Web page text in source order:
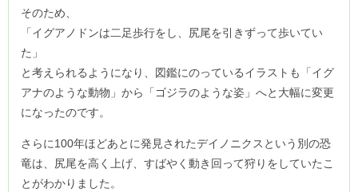
そのため、
「イグアノドンは二足歩行をし、尻尾を引きずって歩いてい
た」
と考えられるようになり、図鑑にのっているイラストも「イグ
アナのような動物」から「ゴジラのような姿」へと大幅に変更
になったのです。
さらに100年ほどあとに発見されたデイノニクスという別の恐
竜は、尻尾を高く上げ、すばやく動き回って狩りをしていたこ
とがわかりました。